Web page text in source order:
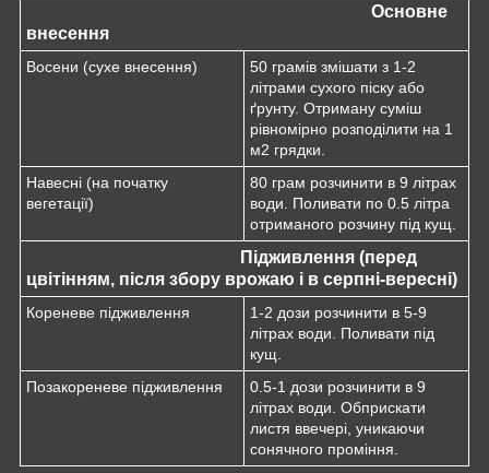
Основне
внесення
Восени (сухе внесення)
50 грамів змішати з 1-2
літрами сухого піску або
ґрунту. Отриману суміш
рівномірно розподілити на 1
м2 грядки.
Навесні (на початку
вегетації)
80 грам розчинити в 9 літрах
води. Поливати по 0.5 літра
отриманого розчину під кущ.
Підживлення (перед
цвітінням, після збору врожаю і в серпні-вересні)
Кореневе підживлення
1-2 дози розчинити в 5-9
літрах води. Поливати під
кущ.
Позакореневе підживлення
0.5-1 дози розчинити в 9
літрах води. Обприскати
листя ввечері, уникаючи
сонячного проміння.